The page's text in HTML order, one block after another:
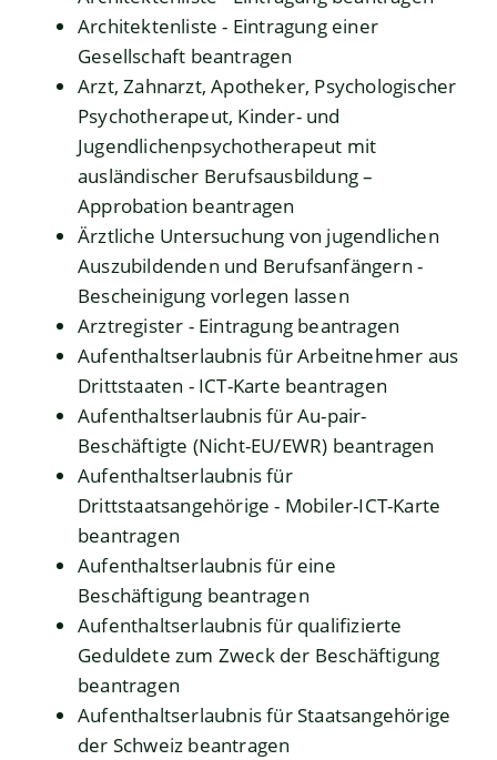
Architektenliste - Eintragung einer
Gesellschaft beantragen
Arzt, Zahnarzt, Apotheker, Psychologischer
Psychotherapeut, Kinder- und
Jugendlichenpsychotherapeut mit
ausländischer Berufsausbildung –
Approbation beantragen
Ärztliche Untersuchung von jugendlichen
Auszubildenden und Berufsanfängern -
Bescheinigung vorlegen lassen
Arztregister - Eintragung beantragen
Aufenthaltserlaubnis für Arbeitnehmer aus
Drittstaaten - ICT-Karte beantragen
Aufenthaltserlaubnis für Au-pair-
Beschäftigte (Nicht-EU/EWR) beantragen
Aufenthaltserlaubnis für
Drittstaatsangehörige - Mobiler-ICT-Karte
beantragen
Aufenthaltserlaubnis für eine
Beschäftigung beantragen
Aufenthaltserlaubnis für qualifizierte
Geduldete zum Zweck der Beschäftigung
beantragen
Aufenthaltserlaubnis für Staatsangehörige
der Schweiz beantragen